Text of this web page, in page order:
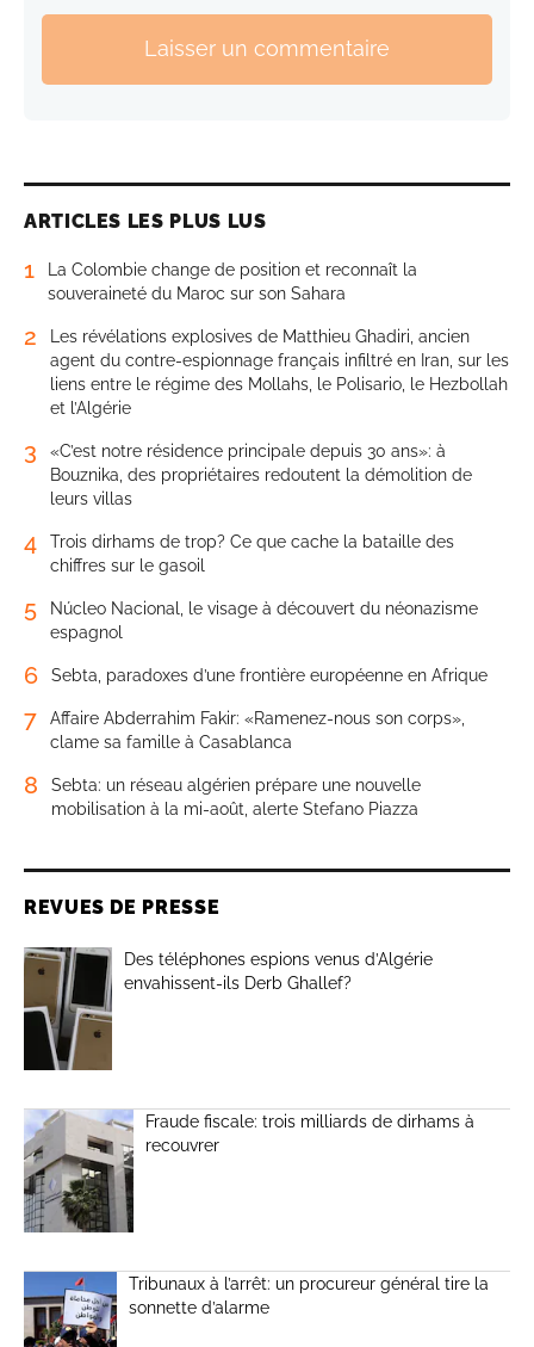
Laisser un commentaire
ARTICLES LES PLUS LUS
1
La Colombie change de position et reconnaît la
souveraineté du Maroc sur son Sahara
2
Les révélations explosives de Matthieu Ghadiri, ancien
agent du contre-espionnage français infiltré en Iran, sur les
liens entre le régime des Mollahs, le Polisario, le Hezbollah
et l’Algérie
3
«C’est notre résidence principale depuis 30 ans»: à
Bouznika, des propriétaires redoutent la démolition de
leurs villas
4
Trois dirhams de trop? Ce que cache la bataille des
chiffres sur le gasoil
5
Núcleo Nacional, le visage à découvert du néonazisme
espagnol
6 Sebta, paradoxes d’une frontière européenne en Afrique
7
Affaire Abderrahim Fakir: «Ramenez-nous son corps»,
clame sa famille à Casablanca
8
Sebta: un réseau algérien prépare une nouvelle
mobilisation à la mi-août, alerte Stefano Piazza
REVUES DE PRESSE
Des téléphones espions venus d’Algérie
envahissent-ils Derb Ghallef?
Fraude fiscale: trois milliards de dirhams à
recouvrer
Tribunaux à l’arrêt: un procureur général tire la
sonnette d’alarme